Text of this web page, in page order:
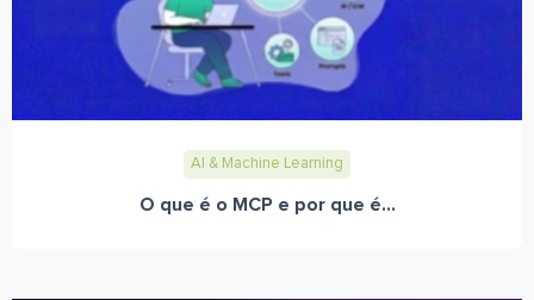
AI & Machine Learning
O que é o MCP e por que é...